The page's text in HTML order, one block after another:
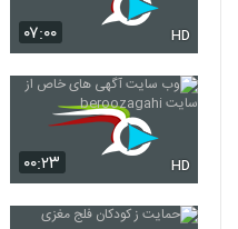
۰۷:۰۰ HD
۰۰:۲۳ HD